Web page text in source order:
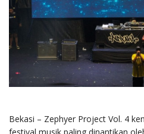
Bekasi – Zephyer Project Vol. 4